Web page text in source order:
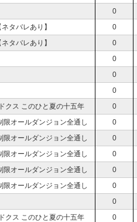
0
タバレあり】 0
タバレあり】 0
0
0
0
クス このひと夏の十五年 0
限オールダンジョン全通し 0
限オールダンジョン全通し 0
限オールダンジョン全通し 0
限オールダンジョン全通し 0
限オールダンジョン全通し 0
0
クス このひと夏の十五年 0